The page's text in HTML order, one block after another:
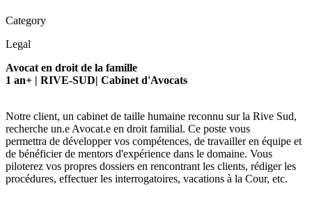
Category
Legal
Avocat en droit de la famille
1 an+ | RIVE-SUD| Cabinet d'Avocats
Notre client, un cabinet de taille humaine reconnu sur la Rive Sud,
recherche un.e Avocat.e en droit familial. Ce poste vous
permettra de développer vos compétences, de travailler en équipe et
de bénéficier de mentors d'expérience dans le domaine. Vous
piloterez vos propres dossiers en rencontrant les clients, rédiger les
procédures, effectuer les interrogatoires, vacations à la Cour, etc.